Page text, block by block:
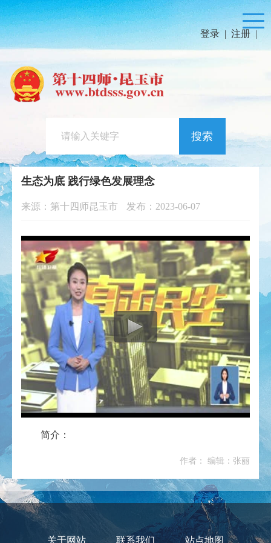
登录 | 注册 |
搜索
生态为底 践行绿色发展理念
来源：第十四师昆玉市 发布：2023-06-07
简介：
作者： 编辑：张丽
关于网站 联系我们 站点地图